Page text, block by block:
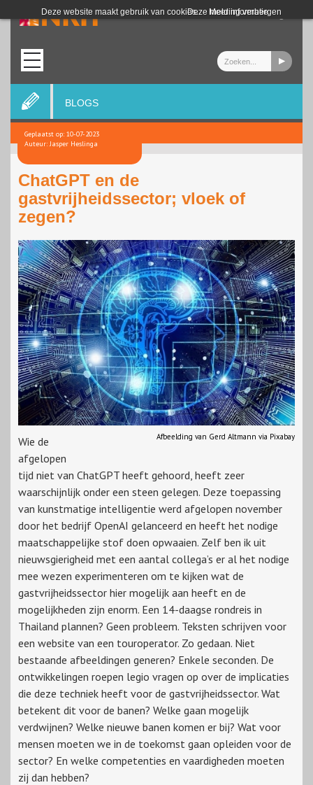
Deze website maakt gebruik van cookies. Meer informatie
Deze melding verbergen
Login
BLOGS
Geplaatst op: 10-07-2023
Auteur: Jasper Heslinga
ChatGPT en de
gastvrijheidssector; vloek of
zegen?
Afbeelding van Gerd Altmann via Pixabay
Wie de
afgelopen
tijd niet van ChatGPT heeft gehoord, heeft zeer
waarschijnlijk onder een steen gelegen. Deze toepassing
van kunstmatige intelligentie werd afgelopen november
door het bedrijf OpenAI gelanceerd en heeft het nodige
maatschappelijke stof doen opwaaien. Zelf ben ik uit
nieuwsgierigheid met een aantal collega’s er al het nodige
mee wezen experimenteren om te kijken wat de
gastvrijheidssector hier mogelijk aan heeft en de
mogelijkheden zijn enorm. Een 14-daagse rondreis in
Thailand plannen? Geen probleem. Teksten schrijven voor
een website van een touroperator. Zo gedaan. Niet
bestaande afbeeldingen generen? Enkele seconden. De
ontwikkelingen roepen legio vragen op over de implicaties
die deze techniek heeft voor de gastvrijheidssector. Wat
betekent dit voor de banen? Welke gaan mogelijk
verdwijnen? Welke nieuwe banen komen er bij? Wat voor
mensen moeten we in de toekomst gaan opleiden voor de
sector? En welke competenties en vaardigheden moeten
zij dan hebben?